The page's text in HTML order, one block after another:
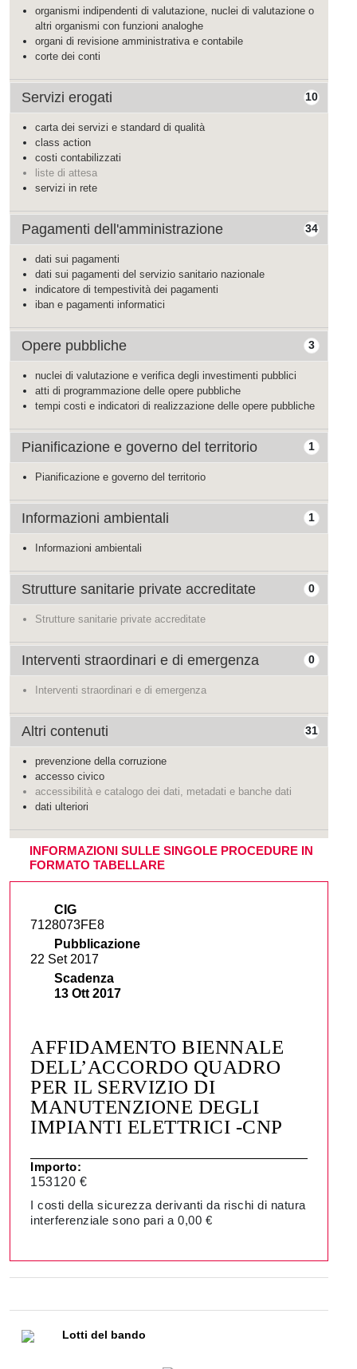
organismi indipendenti di valutazione, nuclei di valutazione o
altri organismi con funzioni analoghe
organi di revisione amministrativa e contabile
corte dei conti
10
Servizi erogati
carta dei servizi e standard di qualità
class action
costi contabilizzati
liste di attesa
servizi in rete
34
Pagamenti dell'amministrazione
dati sui pagamenti
dati sui pagamenti del servizio sanitario nazionale
indicatore di tempestività dei pagamenti
iban e pagamenti informatici
3
Opere pubbliche
nuclei di valutazione e verifica degli investimenti pubblici
atti di programmazione delle opere pubbliche
tempi costi e indicatori di realizzazione delle opere pubbliche
1
Pianificazione e governo del territorio
Pianificazione e governo del territorio
1
Informazioni ambientali
Informazioni ambientali
0
Strutture sanitarie private accreditate
Strutture sanitarie private accreditate
0
Interventi straordinari e di emergenza
Interventi straordinari e di emergenza
31
Altri contenuti
prevenzione della corruzione
accesso civico
accessibilità e catalogo dei dati, metadati e banche dati
dati ulteriori
INFORMAZIONI SULLE SINGOLE PROCEDURE IN
FORMATO TABELLARE
CIG
7128073FE8
Pubblicazione
22 Set 2017
Scadenza
13 Ott 2017
AFFIDAMENTO BIENNALE
DELL’ACCORDO QUADRO
PER IL SERVIZIO DI
MANUTENZIONE DEGLI
IMPIANTI ELETTRICI -CNP
Importo:
153120 €
I costi della sicurezza derivanti da rischi di natura
interferenziale sono pari a 0,00 €
Lotti del bando